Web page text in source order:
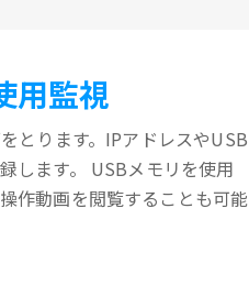
用監視
とります。IPアドレスやUSB
します。 USBメモリを使用
作動画を閲覧することも可能